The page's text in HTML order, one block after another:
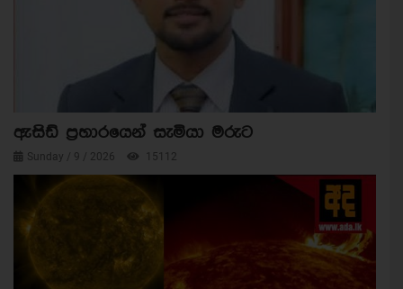
ඇසිඩ් ප්‍රහාරයෙන් සැමියා මරුට
Sunday / 9 / 2026 15112